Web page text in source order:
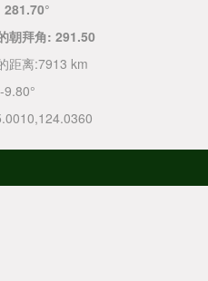
281.70°
朝拜角: 291.50
距离:7913 km
-9.80°
,124.0360